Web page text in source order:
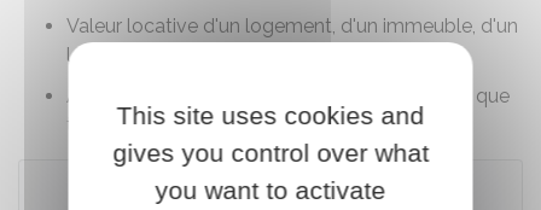
Valeur locative d'un logement, d'un immeuble, d'un
local ou d'un terrain non loué
Allocation de l'aide sociale à l'enfance en tant que
tiers digne de confiance
This site uses cookies and
gives you control over what
you want to activate